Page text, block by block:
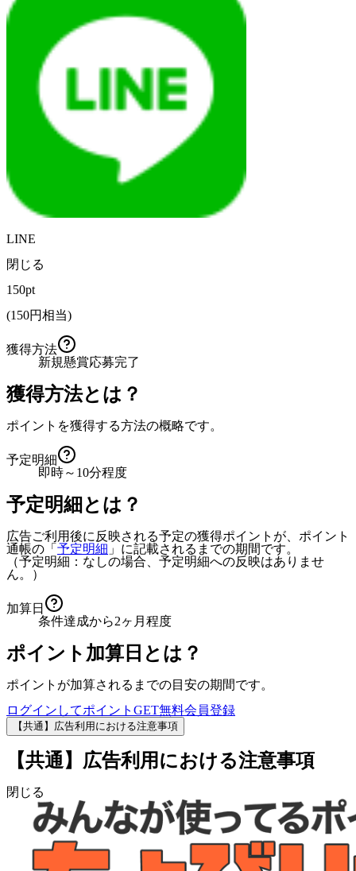
LINE
閉じる
150pt
(150円相当)
獲得方法
新規懸賞応募完了
獲得方法とは？
ポイントを獲得する方法の概略です。
予定明細
即時～10分程度
予定明細とは？
広告ご利用後に反映される予定の獲得ポイントが、ポイント
通帳の「 予定明細 」に記載されるまでの期間です。
（予定明細：なしの場合、予定明細への反映はありませ
ん。）
加算日
条件達成から2ヶ月程度
ポイント加算日とは？
ポイントが加算されるまでの目安の期間です。
ログインしてポイントGET無料会員登録
【共通】広告利用における注意事項
【共通】広告利用における注意事項
閉じる